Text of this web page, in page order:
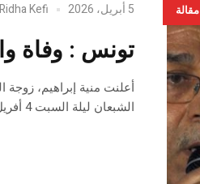
مقالة 5 أبريل، 2026 Ridha Kefi
تونس : وفاة
أعلنت منية إبراهيم،
الشبعان ليلة السبت 4 أفريل 2026.